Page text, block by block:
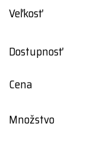
Veľkosť
Dostupnosť
Cena
Množstvo